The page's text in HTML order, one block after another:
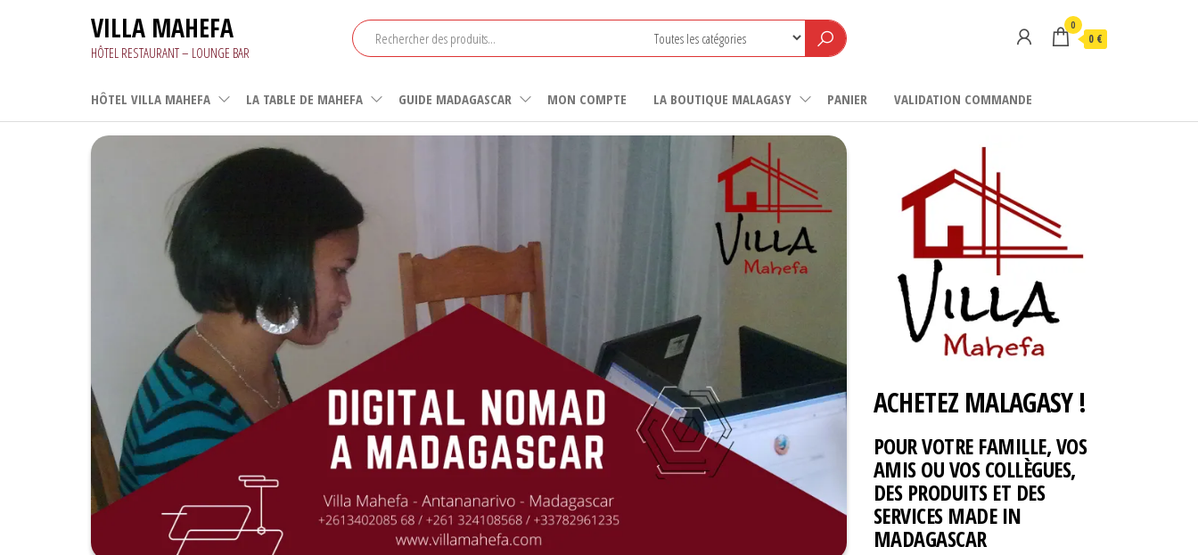
VILLA MAHEFA
HÔTEL RESTAURANT – LOUNGE BAR
0
0 €
HÔTEL VILLA MAHEFA LA TABLE DE MAHEFA GUIDE MADAGASCAR MON COMPTE LA BOUTIQUE MALAGASY PANIER VALIDATION COMMANDE
ACHETEZ MALAGASY !
POUR VOTRE FAMILLE, VOS
AMIS OU VOS COLLÈGUES,
DES PRODUITS ET DES
SERVICES MADE IN
MADAGASCAR